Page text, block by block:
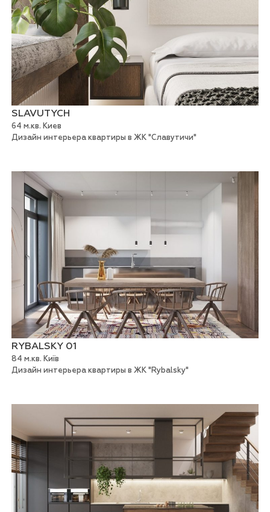
SLAVUTYCH
64 м.кв. Киев
Дизайн интерьера квартиры в ЖК "Cлавутичи"
RYBALSKY 01
84 м.кв. Київ
Дизайн интерьера квартиры в ЖК "Rybalsky"